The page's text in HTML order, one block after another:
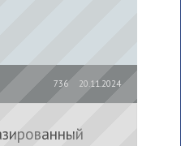
20.11.2024
736